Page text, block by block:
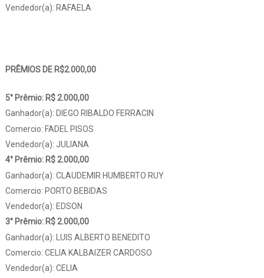
Vendedor(a): RAFAELA
PRÊMIOS DE R$2.000,00
5° Prêmio: R$ 2.000,00
Ganhador(a): DIEGO RIBALDO FERRACIN
Comercio: FADEL PISOS
Vendedor(a): JULIANA
4° Prêmio: R$ 2.000,00
Ganhador(a): CLAUDEMIR HUMBERTO RUY
Comercio: PORTO BEBIDAS
Vendedor(a): EDSON
3° Prêmio: R$ 2.000,00
Ganhador(a): LUIS ALBERTO BENEDITO
Comercio: CELIA KALBAIZER CARDOSO
Vendedor(a): CELIA